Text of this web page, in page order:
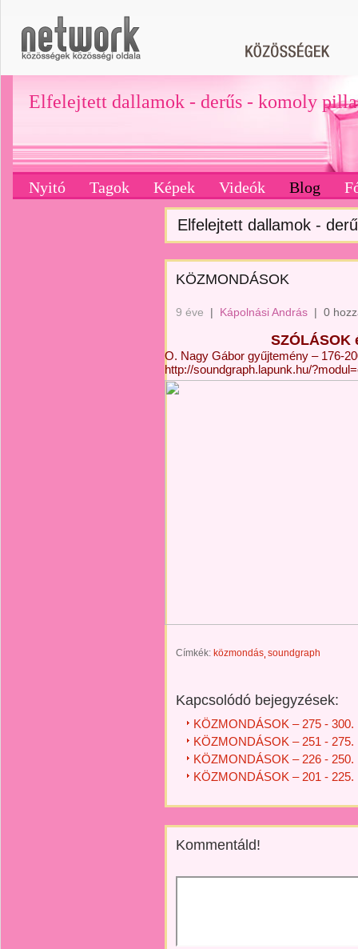
Elfelejtett dallamok - derűs - komoly
Nyitó Tagok Képek Videók Blog
Elfelejtett dallamok -
KÖZMONDÁSOK
9 éve | Kápolnási András | 0
SZÓLÁSOK
O. Nagy Gábor gyűjtemény – 176-
http://soundgraph.lapunk.hu/
Címkék: közmondás soundgraph
Kapcsolódó bejegyzések:
KÖZMONDÁSOK – 275 - 300.
KÖZMONDÁSOK – 251 - 275.
KÖZMONDÁSOK – 226 - 250.
KÖZMONDÁSOK – 201 - 225.
Kommentáld!